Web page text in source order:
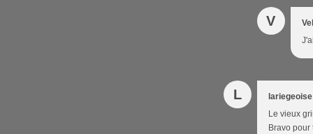
V
L
lariegeoise
Le vieux
Bravo